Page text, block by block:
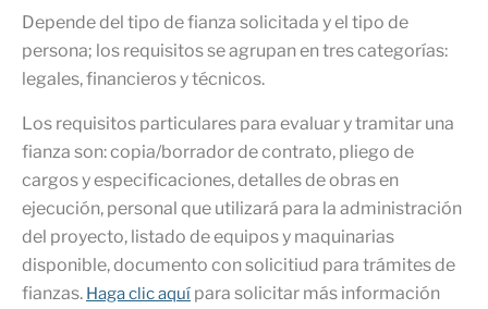
Depende del tipo de fianza solicitada y el tipo de
persona; los requisitos se agrupan en tres categorías:
legales, financieros y técnicos.
Los requisitos particulares para evaluar y tramitar una
fianza son: copia/borrador de contrato, pliego de
cargos y especificaciones, detalles de obras en
ejecución, personal que utilizará para la administración
del proyecto, listado de equipos y maquinarias
disponible, documento con solicitiud para trámites de
fianzas. Haga clic aquí para solicitar más información